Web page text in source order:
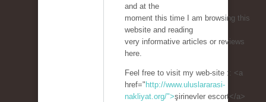
and at the
moment this time I am browsing this
website and reading
very informative articles or reviews
here.
Feel free to visit my web-site :: <a
href=" http://www.uluslararasi-
nakliyat.org/">şirinevler escort</a>